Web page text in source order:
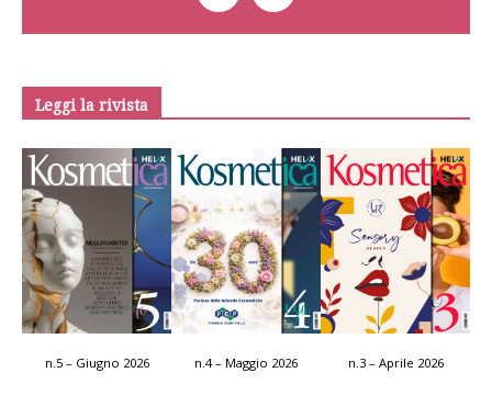
Leggi la rivista
n.5 – Giugno 2026 n.4 – Maggio 2026 n.3 – Aprile 2026